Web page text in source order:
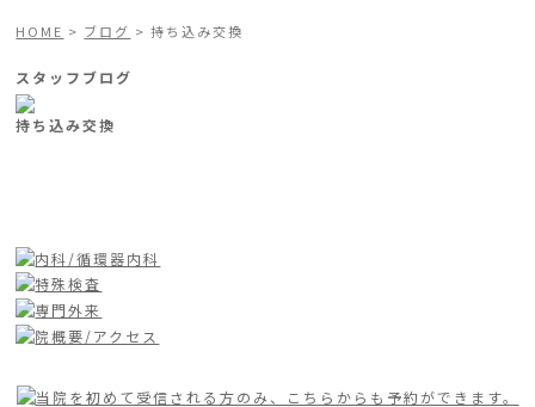
HOME > ブログ > 持ち込み交換
スタッフブログ
持ち込み交換